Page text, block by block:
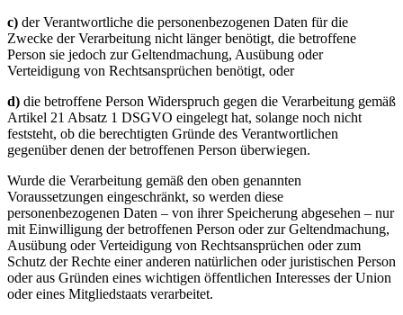
c) der Verantwortliche die personenbezogenen Daten für die
Zwecke der Verarbeitung nicht länger benötigt, die betroffene
Person sie jedoch zur Geltendmachung, Ausübung oder
Verteidigung von Rechtsansprüchen benötigt, oder
d) die betroffene Person Widerspruch gegen die Verarbeitung gemäß
Artikel 21 Absatz 1 DSGVO eingelegt hat, solange noch nicht
feststeht, ob die berechtigten Gründe des Verantwortlichen
gegenüber denen der betroffenen Person überwiegen.
Wurde die Verarbeitung gemäß den oben genannten
Voraussetzungen eingeschränkt, so werden diese
personenbezogenen Daten – von ihrer Speicherung abgesehen – nur
mit Einwilligung der betroffenen Person oder zur Geltendmachung,
Ausübung oder Verteidigung von Rechtsansprüchen oder zum
Schutz der Rechte einer anderen natürlichen oder juristischen Person
oder aus Gründen eines wichtigen öffentlichen Interesses der Union
oder eines Mitgliedstaats verarbeitet.